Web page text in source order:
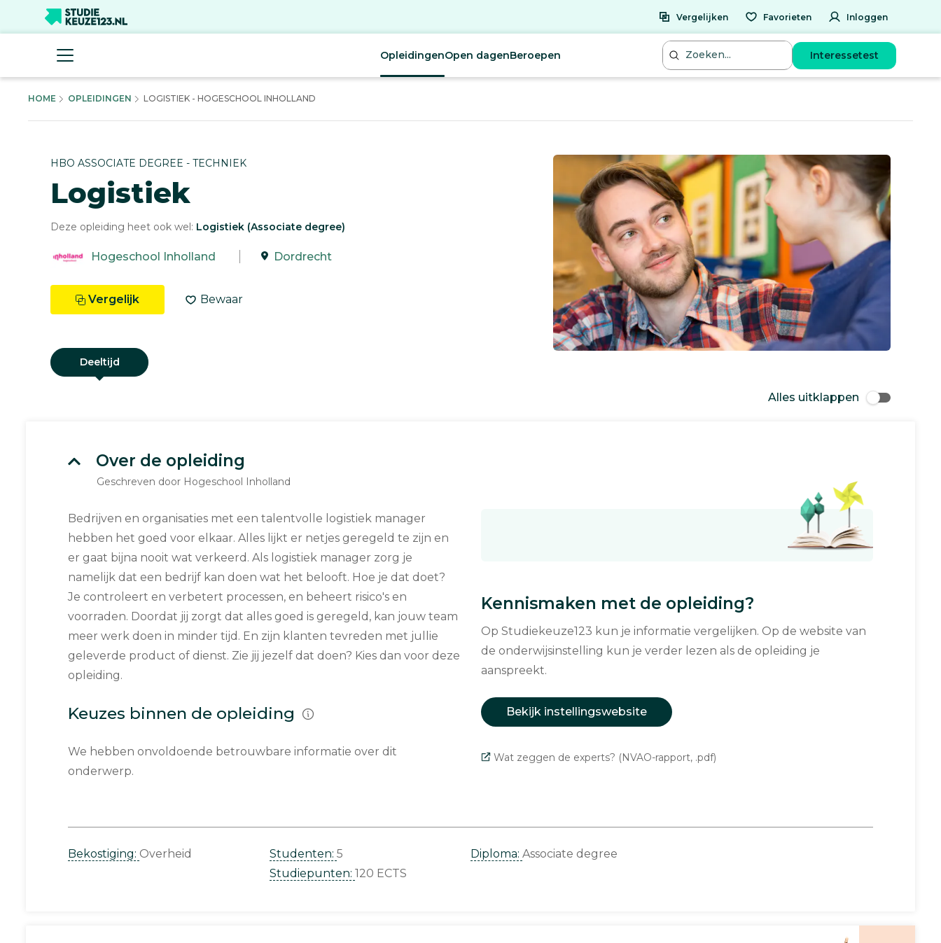
Vergelijken Favorieten Inloggen
OpleidingenOpen dagenBeroepen Interessetest
HOME OPLEIDINGEN LOGISTIEK - HOGESCHOOL INHOLLAND
HBO ASSOCIATE DEGREE - TECHNIEK
Logistiek
Deze opleiding heet ook wel: Logistiek (Associate degree)
Hogeschool Inholland Dordrecht
Vergelijk Bewaar
Deeltijd
Alles uitklappen
Over de opleiding
Geschreven door Hogeschool Inholland
Bedrijven en organisaties met een talentvolle logistiek manager
hebben het goed voor elkaar. Alles lijkt er netjes geregeld te zijn en
er gaat bijna nooit wat verkeerd. Als logistiek manager zorg je
namelijk dat een bedrijf kan doen wat het belooft. Hoe je dat doet?
Je controleert en verbetert processen, en beheert risico's en
voorraden. Doordat jij zorgt dat alles goed is geregeld, kan jouw team
meer werk doen in minder tijd. En zijn klanten tevreden met jullie
geleverde product of dienst. Zie jij jezelf dat doen? Kies dan voor deze
opleiding.
Keuzes binnen de opleiding
We hebben onvoldoende betrouwbare informatie over dit
onderwerp.
Kennismaken met de opleiding?
Op Studiekeuze123 kun je informatie vergelijken. Op de website van
de onderwijsinstelling kun je verder lezen als de opleiding je
aanspreekt.
Bekijk instellingswebsite
Wat zeggen de experts? (NVAO-rapport, .pdf)
Bekostiging: Overheid Studenten: 5
Studiepunten: 120 ECTS
Diploma: Associate degree